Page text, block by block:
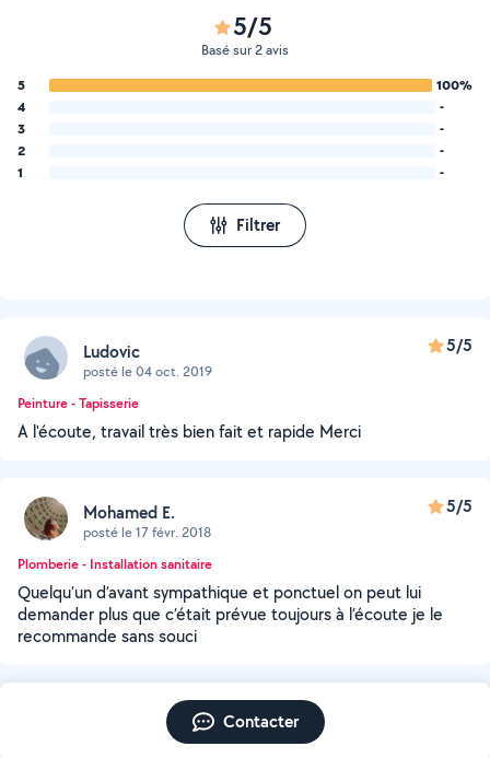
5/5
Basé sur 2 avis
5
100%
4
-
3
-
2
-
1
-
Filtrer
Ludovic
posté le 04 oct. 2019
5/5
Peinture - Tapisserie
A l'écoute, travail très bien fait et rapide Merci
Mohamed E.
posté le 17 févr. 2018
5/5
Plomberie - Installation sanitaire
Quelqu’un d’avant sympathique et ponctuel on peut lui
demander plus que c’était prévue toujours à l’écoute je le
recommande sans souci
Contacter